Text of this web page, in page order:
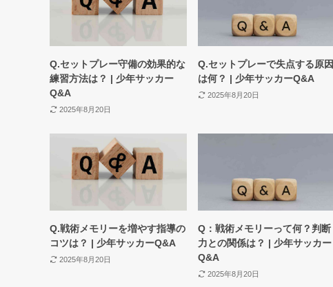
Q.セットプレー守備の効果的な
練習方法は？ | 少年サッカー
Q&A
2025年8月20日
Q.セットプレーで失点する原因
は何？ | 少年サッカーQ&A
2025年8月20日
Q.戦術メモリーを増やす指導の
コツは？ | 少年サッカーQ&A
2025年8月20日
Q：戦術メモリーって何？判断
力との関係は？ | 少年サッカー
Q&A
2025年8月20日